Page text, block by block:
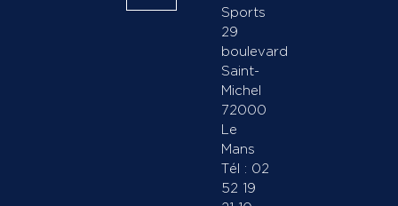
Sports
29
boulevard
Saint-
Michel
72000
Le
Mans
Tél : 02
52 19